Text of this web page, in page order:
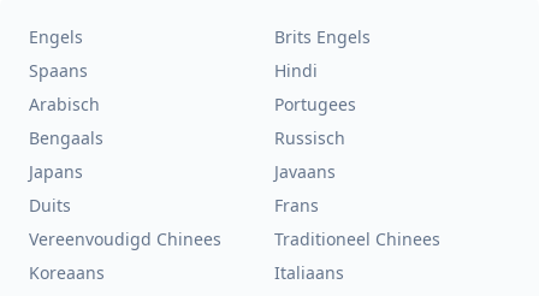
Engels
Brits Engels
Spaans
Hindi
Arabisch
Portugees
Bengaals
Russisch
Japans
Javaans
Duits
Frans
Vereenvoudigd Chinees
Traditioneel Chinees
Koreaans
Italiaans